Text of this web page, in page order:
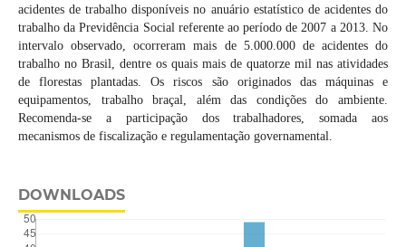
acidentes de trabalho disponíveis no anuário estatístico de acidentes do
trabalho da Previdência Social referente ao período de 2007 a 2013. No
intervalo observado, ocorreram mais de 5.000.000 de acidentes do
trabalho no Brasil, dentre os quais mais de quatorze mil nas atividades
de florestas plantadas. Os riscos são originados das máquinas e
equipamentos, trabalho braçal, além das condições do ambiente.
Recomenda-se a participação dos trabalhadores, somada aos
mecanismos de fiscalização e regulamentação governamental.
DOWNLOADS